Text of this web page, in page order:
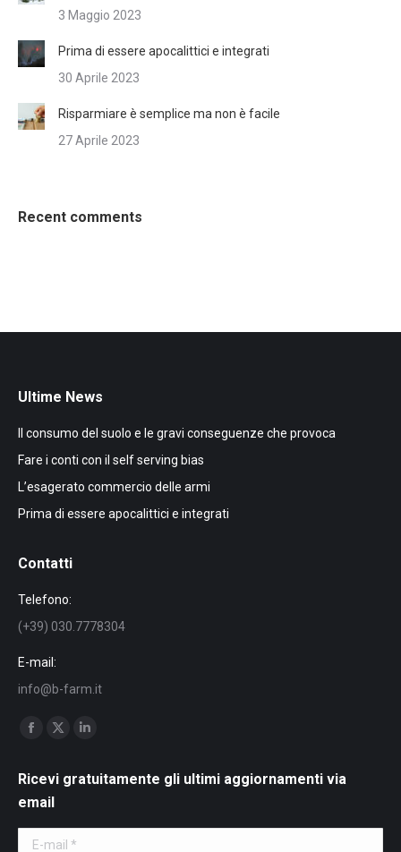
3 Maggio 2023
Prima di essere apocalittici e integrati
30 Aprile 2023
Risparmiare è semplice ma non è facile
27 Aprile 2023
Recent comments
Ultime News
Il consumo del suolo e le gravi conseguenze che provoca
Fare i conti con il self serving bias
L’esagerato commercio delle armi
Prima di essere apocalittici e integrati
Contatti
Telefono:
(+39) 030.7778304
E-mail:
info@b-farm.it
Find us on:
Facebook
opens
in
new
X
opens
new
opens
new
Ricevi gratuitamente gli ultimi aggiornamenti via
email
E-mail *